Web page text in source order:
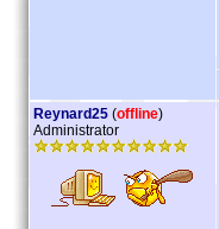
Reynard25 (offline)
Administrator